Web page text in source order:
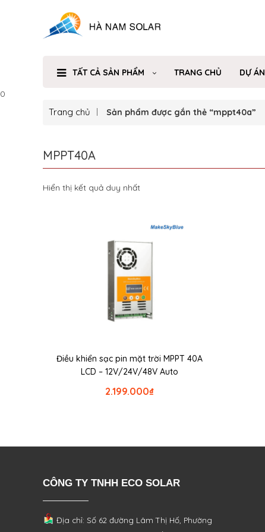
TẤT CẢ SẢN PHẨM TRANG CHỦ DỰ ÁN
0
Trang chủ Sản phẩm được gắn thẻ “mppt40a”
MPPT40A
Hiển thị kết quả duy nhất
Điều khiển sạc pin mặt trời MPPT 40A
LCD – 12V/24V/48V Auto
₫
2.199.000
CÔNG TY TNHH ECO SOLAR
Địa chỉ: Số 62 đường Lâm Thị Hố, Phường